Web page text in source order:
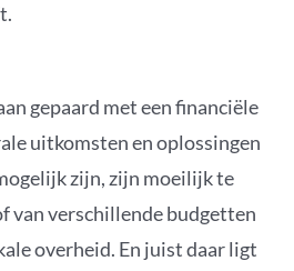
gepaard met een financiële
uitkomsten en oplossingen
zijn, zijn moeilijk te
van verschillende budgetten
overheid. En juist daar ligt